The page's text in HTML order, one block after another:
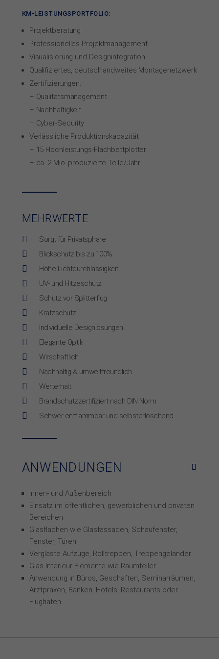
KM-LEISTUNGSPORTFOLIO:
Projektberatung
Professionelles Projekt­ma­na­ge­ment
Visualisierung und Design­inte­gra­tion
Qualifiziertes, deutsch­land­wei­tes Mon­tage­netz­werk
Zertifizierungen:
– Qualitäts­mana­ge­ment
– Nach­haltig­keit
– Cyber-Security
Verlässliche Pro­duktions­ka­pa­zi­tät:
– 15 Hoch­leis­tungs-Flach­bett­plot­ter
– ca. 2 Mio. pro­du­zier­te Teile/Jahr
MEHRWERTE
 Sorgt für Privatsphäre
 Blickschutz bis zu 100%
 Hohe Lichtdurchlässigkeit
 UV- und Hitzeschutz
 Schutz vor Splitterflug
 Kratzschutz
 Individuelle De­­sign­­lö­­sun­­gen
 Elegante Optik
 Wirschaftlich
 Nachhaltig & umwelt­­freund­­lich
 Werterhalt
 Brandschutzzertifiziert nach DIN Norm
 Schwer entflammbar und selbsterlöschend
ANWENDUNGEN
Innen- und Außenbereich
Einsatz im öffentlichen, gewerblichen und privaten
Bereichen
Glasflächen wie Glasfassaden, Schaufenster,
Fenster, Türen
Verglaste Aufzüge, Rolltreppen, Treppengeländer
Glas-Interieur Elemente wie Raumteiler
Anwendung in Büros, Geschäften, Seminarräumen,
Arztpraxen, Banken, Hotels, Restaurants oder
Flughäfen